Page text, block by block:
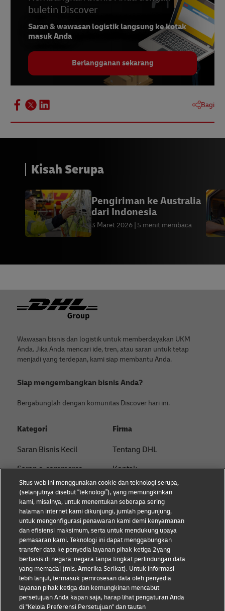
buletin Discover
Saran & wawasan logistik langsung ke kotak
masuk Anda
Berlangganan sekarang
Bagi
Kisah Serupa
Pengiriman ke Australia
dari Indonesia
3 Maret 2026 5 menit membaca
Footer
Wawasan bisnis dan logistik untuk memberdayakan UKM
Anda. Jika Anda mencari ide, tren, atau saran untuk tetap
menjadi yang terdepan, kami siap membantu Anda.
Siap mengembangkan bisnis Anda?
Bergabunglah dengan komunitas Discover hari ini.
Kategori
Saran Bisnis Kecil
Saran e-commerce
Saran B2B
Saran logistik
Tentang DHL
Pengiriman dengan DHL
Firma
Tentang DHL
Kontak
Pusat Pers
Keberlanjutan
Pemberitahuan hukum
Ketentuan penggunaan
Privasi
Cookie Settings
Situs web ini menggunakan cookie dan teknologi serupa,
(selanjutnya disebut “teknologi”), yang memungkinkan
kami, misalnya, untuk menentukan seberapa sering
halaman internet kami dikunjungi, jumlah pengunjung,
untuk mengonfigurasi penawaran kami demi kenyamanan
dan efisiensi maksimum, serta untuk mendukung upaya
pemasaran kami. Teknologi ini dapat menggabungkan
transfer data ke penyedia layanan pihak ketiga 2yang
berbasis di negara-negara tanpa tingkat perlindungan data
yang memadai (mis. Amerika Serikat). Untuk informasi
lebih lanjut, termasuk pemrosesan data oleh penyedia
layanan pihak ketiga dan kemungkinan mencabut
persetujuan Anda kapan saja, harap lihat pengaturan Anda
di "Kelola Preferensi Persetujuan" dan tautan